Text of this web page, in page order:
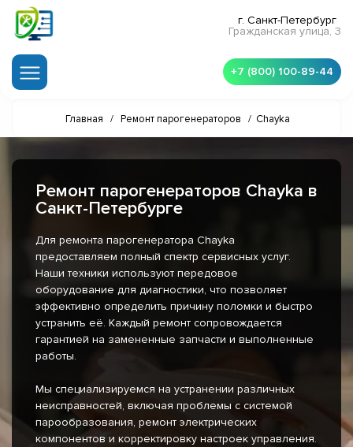
г. Санкт-Петербург
Гражданская улица, 3
+7 (800) 100-89-44
Главная / Ремонт парогенераторов / Chayka
Ремонт парогенераторов Chayka в
Санкт-Петербурге
Для ремонта парогенератора Chayka
предоставляем полный спектр сервисных услуг.
Наши техники используют передовое
оборудование для диагностики, что позволяет
эффективно определить причину поломки и быстро
устранить её. Каждый ремонт сопровождается
гарантией на замененные запчасти и выполненные
работы.
Мы специализируемся на устранении различных
неисправностей, включая проблемы с системой
парообразования, ремонт электрических
компонентов и корректировку настроек управления.